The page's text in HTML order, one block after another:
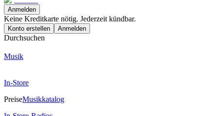
Anmelden
Keine Kreditkarte nötig. Jederzeit kündbar.
Konto erstellen Anmelden
Durchsuchen
Musik
In-Store
PreiseMusikkatalog